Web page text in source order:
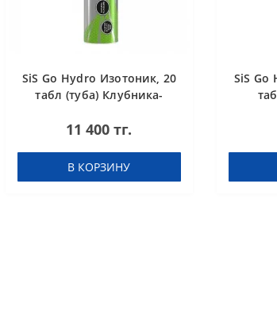
SiS Go Hydro Изотоник, 20
табл (туба) Клубника-
11 400 тг.
В КОРЗИНУ
SiS Go